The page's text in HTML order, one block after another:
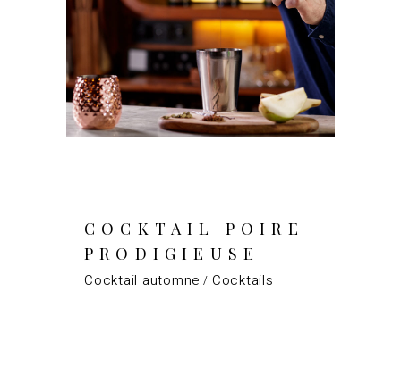
COCKTAIL POIRE
PRODIGIEUSE
Cocktail automne Cocktails